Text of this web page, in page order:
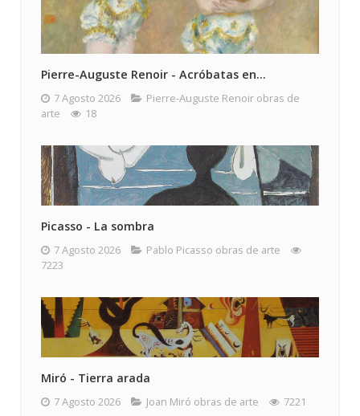
Pierre-Auguste Renoir - Acróbatas en...
7 Agosto 2026
Pierre-Auguste Renoir obras de
arte
18
Picasso - La sombra
7 Agosto 2026
Pablo Picasso obras de arte
7223
Miró - Tierra arada
7 Agosto 2026 Joan Miró obras de arte 7221